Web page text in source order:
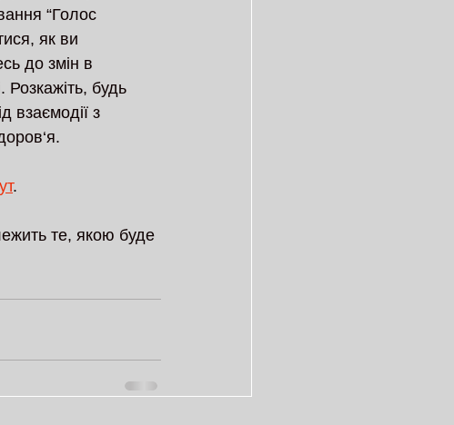
“Голос
як ви
до змін в
Розкажіть, будь
взаємодії з
.
те, якою буде